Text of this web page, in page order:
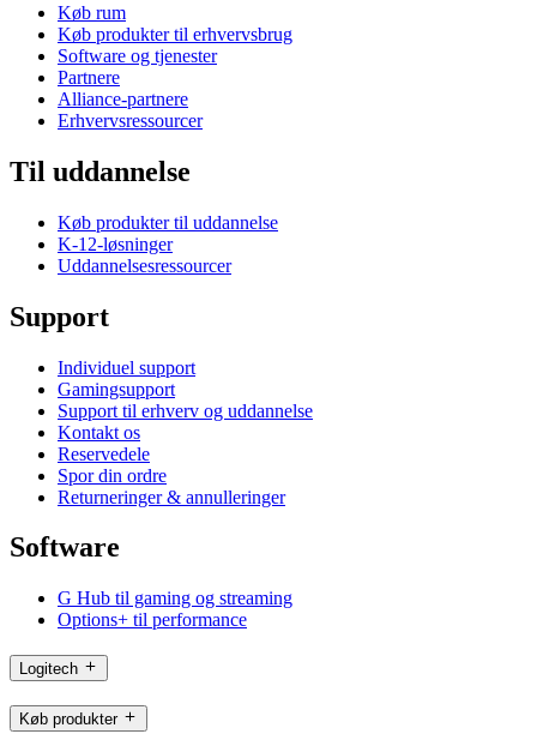
Køb rum
Køb produkter til erhvervsbrug
Software og tjenester
Partnere
Alliance-partnere
Erhvervsressourcer
Til uddannelse
Køb produkter til uddannelse
K-12-løsninger
Uddannelsesressourcer
Support
Individuel support
Gamingsupport
Support til erhverv og uddannelse
Kontakt os
Reservedele
Spor din ordre
Returneringer & annulleringer
Software
G Hub til gaming og streaming
Options+ til performance
Logitech
Køb produkter